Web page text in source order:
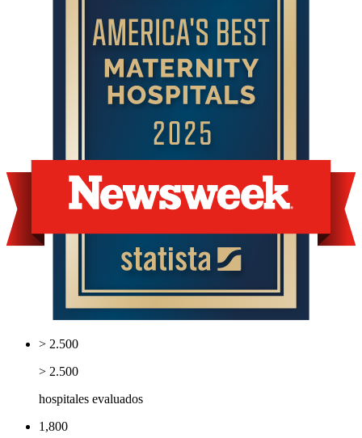
> 2.500
> 2.500
hospitales evaluados
1,800